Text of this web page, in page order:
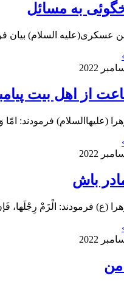
به مسائل
السلام) بیان
از اهل بیت
فرمودند: امّا
باش
(ع) فرمودند: الْزَمْ رِجْلَها،
من